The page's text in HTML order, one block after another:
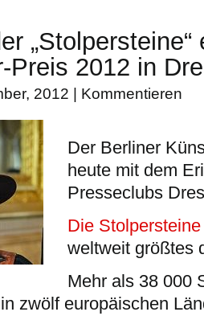
Preis 2012 in
2012 | Kommentieren
Der Berliner
heute mit dem
Presseclubs
Die Stolpersteine
weltweit größtes
Mehr als 38 000
zwölf europäischen